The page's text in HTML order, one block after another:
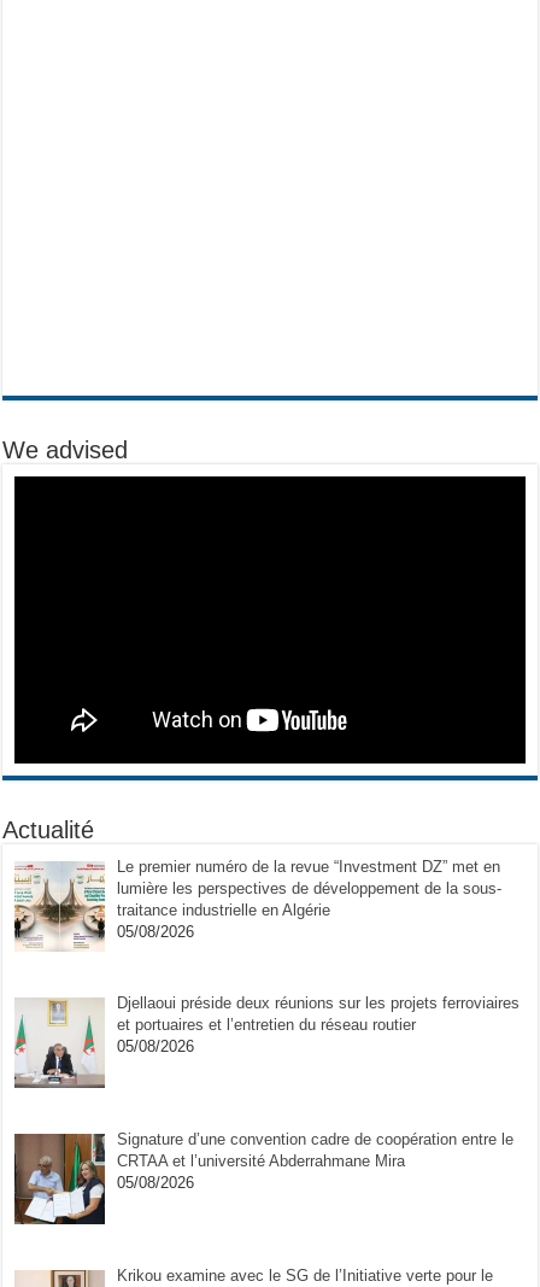
We advised
Actualité
Le premier numéro de la revue “Investment DZ” met en
lumière les perspectives de développement de la sous-
traitance industrielle en Algérie
05/08/2026
Djellaoui préside deux réunions sur les projets ferroviaires
et portuaires et l’entretien du réseau routier
05/08/2026
Signature d’une convention cadre de coopération entre le
CRTAA et l’université Abderrahmane Mira
05/08/2026
Krikou examine avec le SG de l’Initiative verte pour le